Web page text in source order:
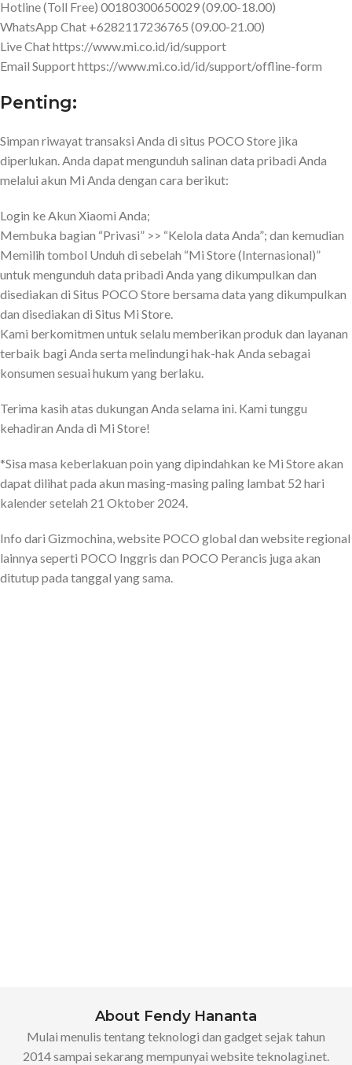
Hotline (Toll Free) 00180300650029 (09.00-18.00)
WhatsApp Chat +6282117236765 (09.00-21.00)
Live Chat https://www.mi.co.id/id/support
Email Support https://www.mi.co.id/id/support/offline-form
Penting:
Simpan riwayat transaksi Anda di situs POCO Store jika
diperlukan. Anda dapat mengunduh salinan data pribadi Anda
melalui akun Mi Anda dengan cara berikut:
Login ke Akun Xiaomi Anda;
Membuka bagian “Privasi” >> “Kelola data Anda”; dan kemudian
Memilih tombol Unduh di sebelah “Mi Store (Internasional)”
untuk mengunduh data pribadi Anda yang dikumpulkan dan
disediakan di Situs POCO Store bersama data yang dikumpulkan
dan disediakan di Situs Mi Store.
Kami berkomitmen untuk selalu memberikan produk dan layanan
terbaik bagi Anda serta melindungi hak-hak Anda sebagai
konsumen sesuai hukum yang berlaku.
Terima kasih atas dukungan Anda selama ini. Kami tunggu
kehadiran Anda di Mi Store!
*Sisa masa keberlakuan poin yang dipindahkan ke Mi Store akan
dapat dilihat pada akun masing-masing paling lambat 52 hari
kalender setelah 21 Oktober 2024.
Info dari Gizmochina, website POCO global dan website regional
lainnya seperti POCO Inggris dan POCO Perancis juga akan
ditutup pada tanggal yang sama.
About Fendy Hananta
Mulai menulis tentang teknologi dan gadget sejak tahun
2014 sampai sekarang mempunyai website teknolagi.net.